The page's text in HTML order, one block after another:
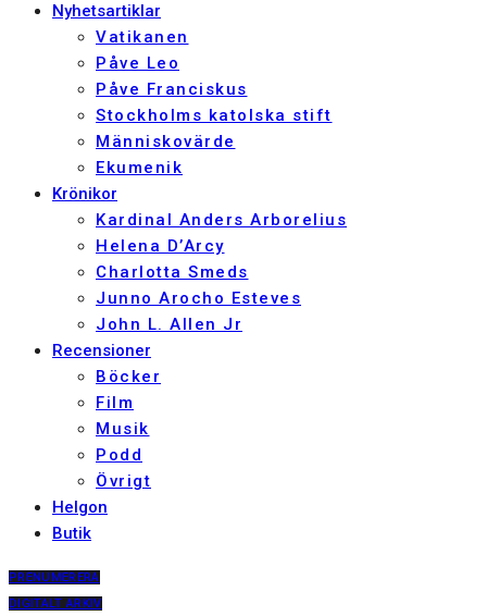
Nyhetsartiklar
Vatikanen
Påve Leo
Påve Franciskus
Stockholms katolska stift
Människovärde
Ekumenik
Krönikor
Kardinal Anders Arborelius
Helena D’Arcy
Charlotta Smeds
Junno Arocho Esteves
John L. Allen Jr
Recensioner
Böcker
Film
Musik
Podd
Övrigt
Helgon
Butik
PRENUMERERA
DIGITALT ARKIV